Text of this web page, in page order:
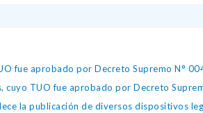
fue aprobado por Decreto Supremo N°
cuyo TUO fue aprobado por Decreto
la publicación de diversos dispositivos